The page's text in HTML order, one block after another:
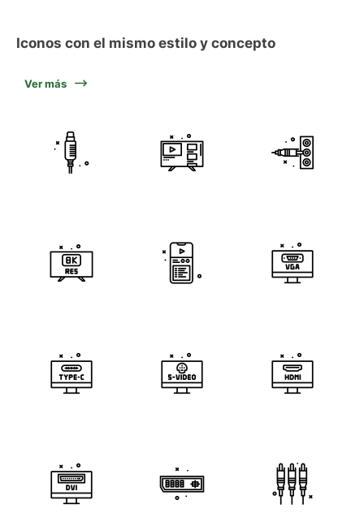
Iconos con el mismo estilo y concepto
Ver más